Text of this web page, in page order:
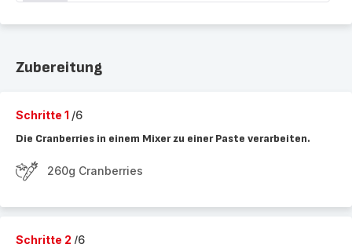
Zubereitung
Schritte 1 /6
Die Cranberries in einem Mixer zu einer Paste verarbeiten.
260g Cranberries
Schritte 2 /6